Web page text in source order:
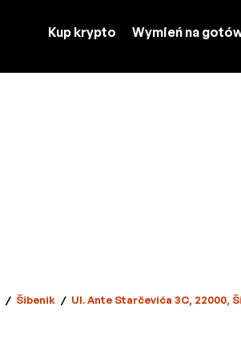
Kup krypto Wymień na
/ Šibenik / Ul. Ante Starčevića 3C, 22000,